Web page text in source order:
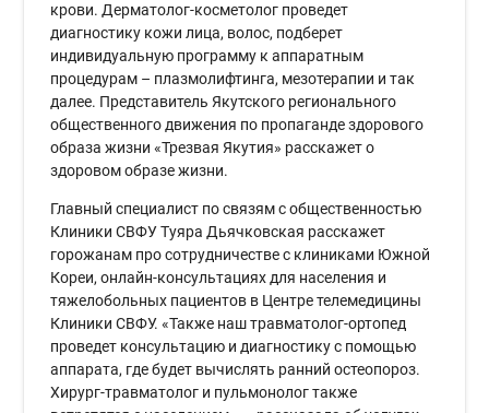
крови. Дерматолог-косметолог проведет
диагностику кожи лица, волос, подберет
индивидуальную программу к аппаратным
процедурам – плазмолифтинга, мезотерапии и так
далее. Представитель Якутского регионального
общественного движения по пропаганде здорового
образа жизни «Трезвая Якутия» расскажет о
здоровом образе жизни.
Главный специалист по связям с общественностью
Клиники СВФУ Туяра Дьячковская расскажет
горожанам про сотрудничестве с клиниками Южной
Кореи, онлайн-консультациях для населения и
тяжелобольных пациентов в Центре телемедицины
Клиники СВФУ. «Также наш травматолог-ортопед
проведет консультацию и диагностику с помощью
аппарата, где будет вычислять ранний остеопороз.
Хирург-травматолог и пульмонолог также